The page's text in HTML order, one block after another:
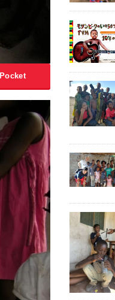
Pocket